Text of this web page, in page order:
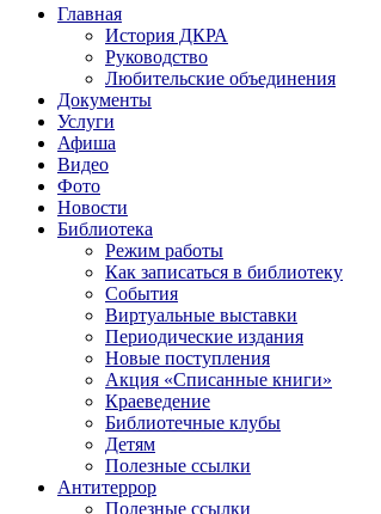
Главная
История ДКРА
Руководство
Любительские объединения
Документы
Услуги
Афиша
Видео
Фото
Новости
Библиотека
Режим работы
Как записаться в библиотеку
События
Виртуальные выставки
Периодические издания
Новые поступления
Акция «Списанные книги»
Краеведение
Библиотечные клубы
Детям
Полезные ссылки
Антитеррор
Полезные ссылки